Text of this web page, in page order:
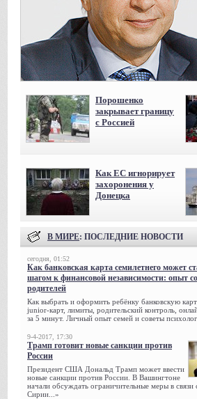
Порошенко
закрывает границу
с Россией
Как ЕС игнорирует
захоронения у
Донецка
В МИРЕ: ПОСЛЕДНИЕ НОВОСТИ
сегодня, 01:52
Как банковская карта семилетнего может
шагом к финансовой независимости: опыт
родителей
Как выбрать и оформить ребёнку банковскую
junior-карт, лимиты, родительский контроль,
за 5 минут. Личный опыт семей и советы
9-4-2017, 17:30
Трамп готовит новые санкции против
России
Президент США Дональд Трамп может ввести
новые санкции против России. В Вашингтоне
начали обсуждать ограничительные меры в связи
Сирии...»